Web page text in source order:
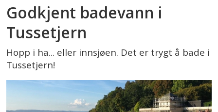
Godkjent badevann i
Tussetjern
Hopp i ha... eller innsjøen. Det er trygt å bade i
Tussetjern!